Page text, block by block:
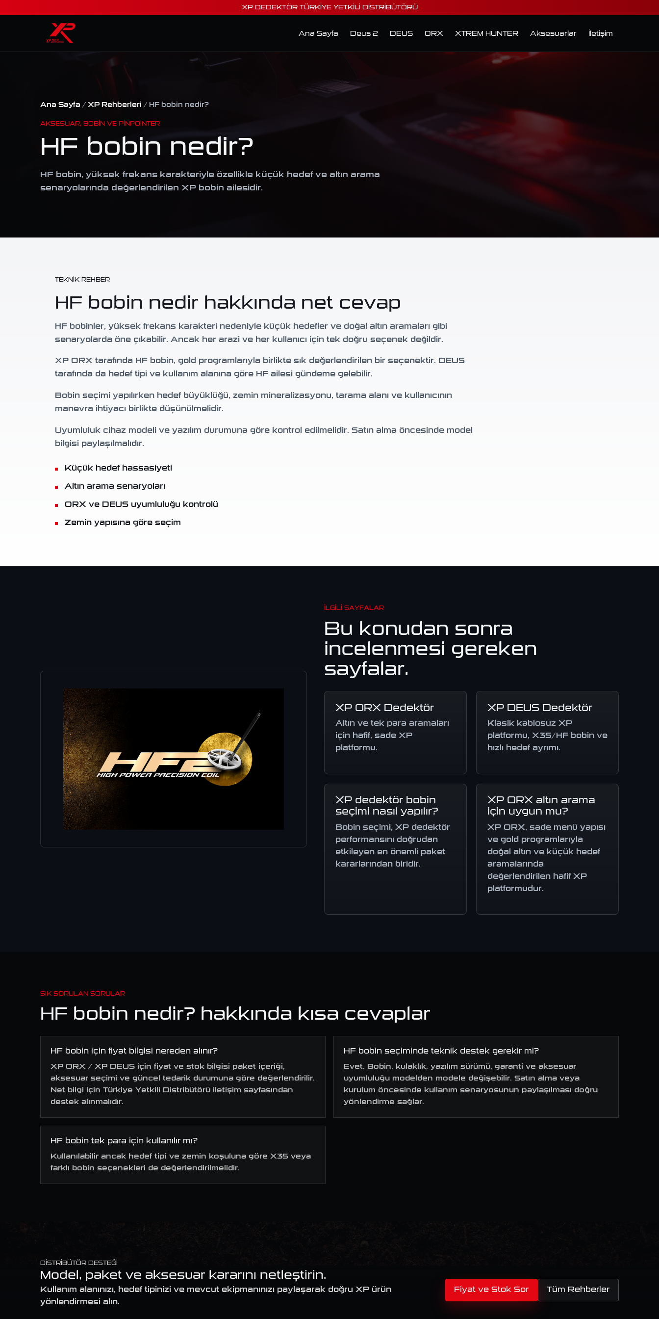
XP DEDEKTÖR TÜRKİYE YETKİLİ DİSTRİBÜTÖRÜ
Ana Sayfa Deus 2 DEUS ORX XTREM HUNTER Aksesuarlar İletişim
Ana Sayfa / XP Rehberleri / HF bobin nedir?
AKSESUAR, BOBIN VE PINPOINTER
HF bobin nedir?
HF bobin, yüksek frekans karakteriyle özellikle küçük hedef ve altın arama
senaryolarında değerlendirilen XP bobin ailesidir.
TEKNIK REHBER
HF bobin nedir hakkında net cevap
HF bobinler, yüksek frekans karakteri nedeniyle küçük hedefler ve doğal altın aramaları gibi
senaryolarda öne çıkabilir. Ancak her arazi ve her kullanıcı için tek doğru seçenek değildir.
XP ORX tarafında HF bobin, gold programlarıyla birlikte sık değerlendirilen bir seçenektir. DEUS
tarafında da hedef tipi ve kullanım alanına göre HF ailesi gündeme gelebilir.
Bobin seçimi yapılırken hedef büyüklüğü, zemin mineralizasyonu, tarama alanı ve kullanıcının
manevra ihtiyacı birlikte düşünülmelidir.
Uyumluluk cihaz modeli ve yazılım durumuna göre kontrol edilmelidir. Satın alma öncesinde model
bilgisi paylaşılmalıdır.
Küçük hedef hassasiyeti
Altın arama senaryoları
ORX ve DEUS uyumluluğu kontrolü
Zemin yapısına göre seçim
İLGILI SAYFALAR
Bu konudan sonra
incelenmesi gereken
sayfalar.
XP ORX Dedektör
Altın ve tek para aramaları
için hafif, sade XP
platformu.
XP DEUS Dedektör
Klasik kablosuz XP
platformu, X35/HF bobin ve
hızlı hedef ayrımı.
XP dedektör bobin
seçimi nasıl yapılır?
Bobin seçimi, XP dedektör
performansını doğrudan
etkileyen en önemli paket
kararlarından biridir.
XP ORX altın arama
için uygun mu?
XP ORX, sade menü yapısı
ve gold programlarıyla
doğal altın ve küçük hedef
aramalarında
değerlendirilen hafif XP
platformudur.
SIK SORULAN SORULAR
HF bobin nedir? hakkında kısa cevaplar
HF bobin için fiyat bilgisi nereden alınır?
XP ORX / XP DEUS için fiyat ve stok bilgisi paket içeriği,
aksesuar seçimi ve güncel tedarik durumuna göre değerlendirilir.
Net bilgi için Türkiye Yetkili Distribütörü iletişim sayfasından
destek alınmalıdır.
HF bobin seçiminde teknik destek gerekir mi?
Evet. Bobin, kulaklık, yazılım sürümü, garanti ve aksesuar
uyumluluğu modelden modele değişebilir. Satın alma veya
kurulum öncesinde kullanım senaryosunun paylaşılması doğru
yönlendirme sağlar.
HF bobin tek para için kullanılır mı?
Kullanılabilir ancak hedef tipi ve zemin koşuluna göre X35 veya
farklı bobin seçenekleri de değerlendirilmelidir.
DISTRIBÜTÖR DESTEĞI
Model, paket ve aksesuar kararını netleştirin.
Kullanım alanınızı, hedef tipinizi ve mevcut ekipmanınızı paylaşarak doğru XP ürün
yönlendirmesi alın.
Fiyat ve Stok Sor Tüm Rehberler